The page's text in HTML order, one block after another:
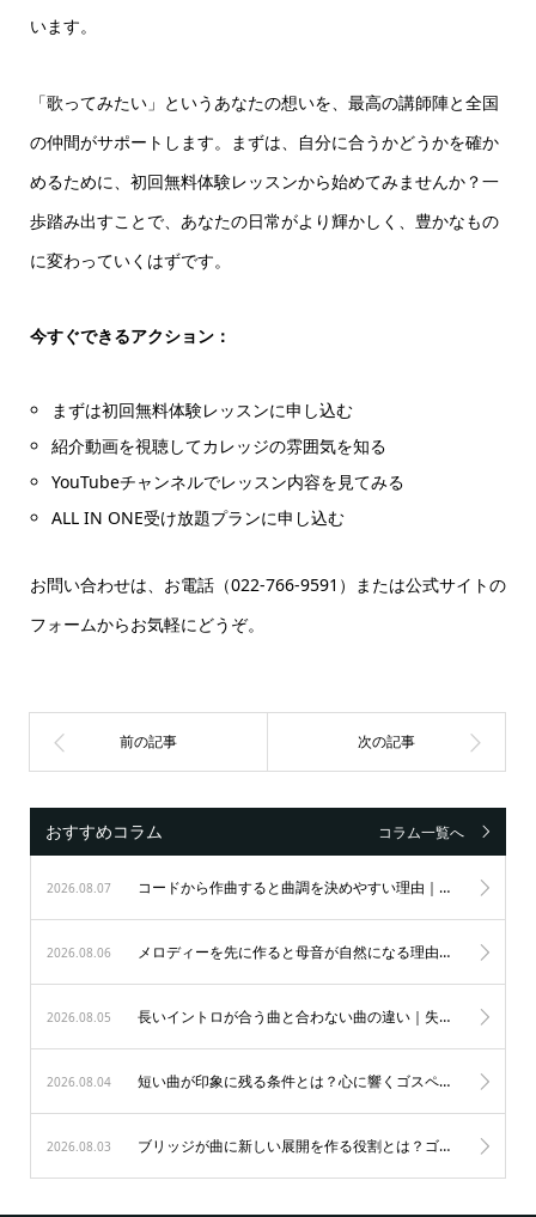
います。
「歌ってみたい」というあなたの想いを、最高の講師陣と全国
の仲間がサポートします。まずは、自分に合うかどうかを確か
めるために、初回無料体験レッスンから始めてみませんか？一
歩踏み出すことで、あなたの日常がより輝かしく、豊かなもの
に変わっていくはずです。
今すぐできるアクション：
まずは初回無料体験レッスンに申し込む
紹介動画を視聴してカレッジの雰囲気を知る
YouTubeチャンネルでレッスン内容を見てみる
ALL IN ONE受け放題プランに申し込む
お問い合わせは、お電話（022-766-9591）または公式サイトの
フォームからお気軽にどうぞ。
おすすめコラム コラム一覧へ
2026.08.07 コードから作曲すると曲調を決めやすい理由｜初心者も納得のゴスペル作曲術
2026.08.06 メロディーを先に作ると母音が自然になる理由｜歌唱力を劇的に変えるゴスペルの秘訣
2026.08.05 長いイントロが合う曲と合わない曲の違い｜失敗を防ぐ表現の極意
2026.08.04 短い曲が印象に残る条件とは？心に響くゴスペルの表現力を磨く秘訣
2026.08.03 ブリッジが曲に新しい展開を作る役割とは？ゴスペルを劇的に変える5つの秘訣